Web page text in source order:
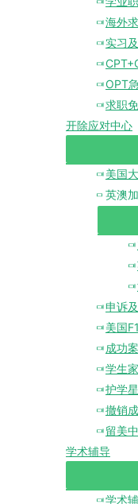
海外
实习
OPT
求职
开除应对中心
美国
英澳
申诉
美国
成功
学生
护学
撤销
留美
学术辅导
学术